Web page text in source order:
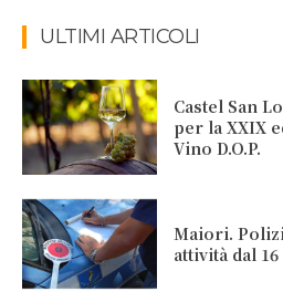
ULTIMI ARTICOLI
Castel San
per la XXIX
Vino D.O.P.
Maiori.
attività dal